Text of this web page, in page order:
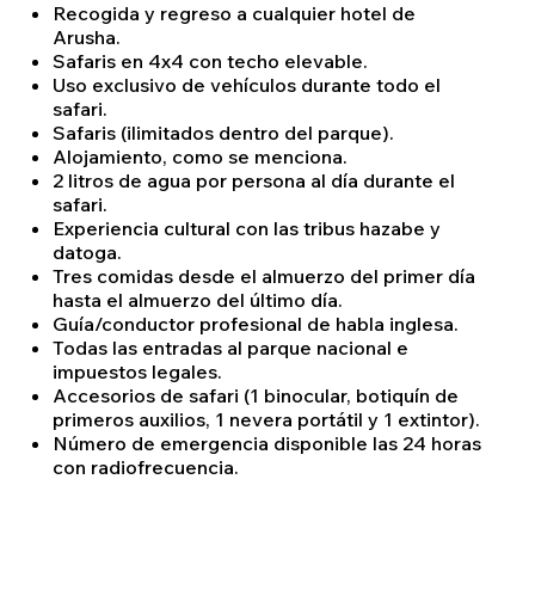
Recogida y regreso a cualquier hotel de
Arusha.
Safaris en 4x4 con techo elevable.
Uso exclusivo de vehículos durante todo el
safari.
Safaris (ilimitados dentro del parque).
Alojamiento, como se menciona.
2 litros de agua por persona al día durante el
safari.
Experiencia cultural con las tribus hazabe y
datoga.
Tres comidas desde el almuerzo del primer día
hasta el almuerzo del último día.
Guía/conductor profesional de habla inglesa.
Todas las entradas al parque nacional e
impuestos legales.
Accesorios de safari (1 binocular, botiquín de
primeros auxilios, 1 nevera portátil y 1 extintor).
Número de emergencia disponible las 24 horas
con radiofrecuencia.